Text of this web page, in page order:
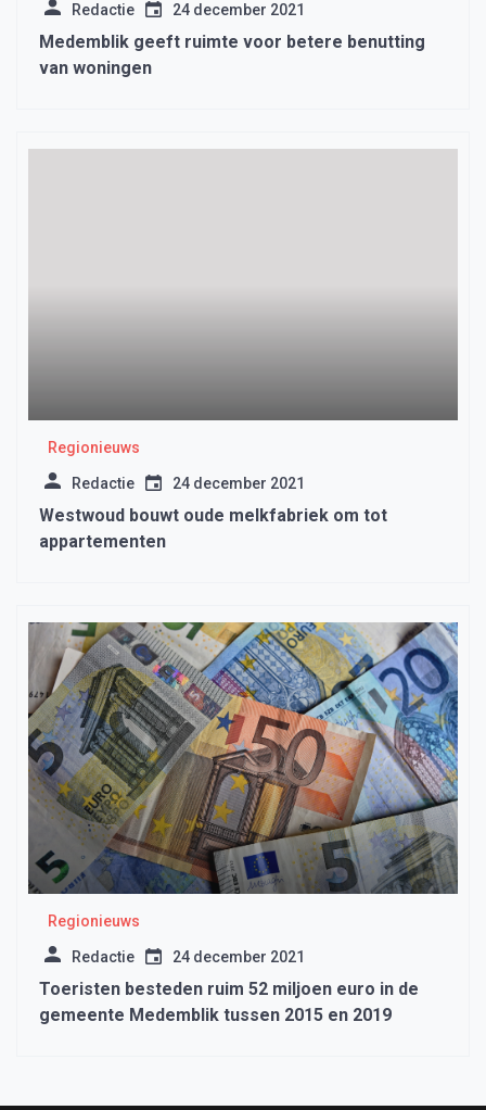
Redactie 24 december 2021
Medemblik geeft ruimte voor betere benutting
van woningen
Regionieuws
Redactie 24 december 2021
Westwoud bouwt oude melkfabriek om tot
appartementen
Regionieuws
Redactie 24 december 2021
Toeristen besteden ruim 52 miljoen euro in de
gemeente Medemblik tussen 2015 en 2019